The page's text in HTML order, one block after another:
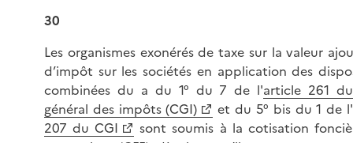
30
Les organismes exonérés de taxe sur la valeur
d’impôt sur les sociétés en application des
combinées du a du 1° du 7 de l'article 261
général des impôts (CGI)
et du 5° bis du 1 de l'
207 du CGI
sont soumis à la cotisation